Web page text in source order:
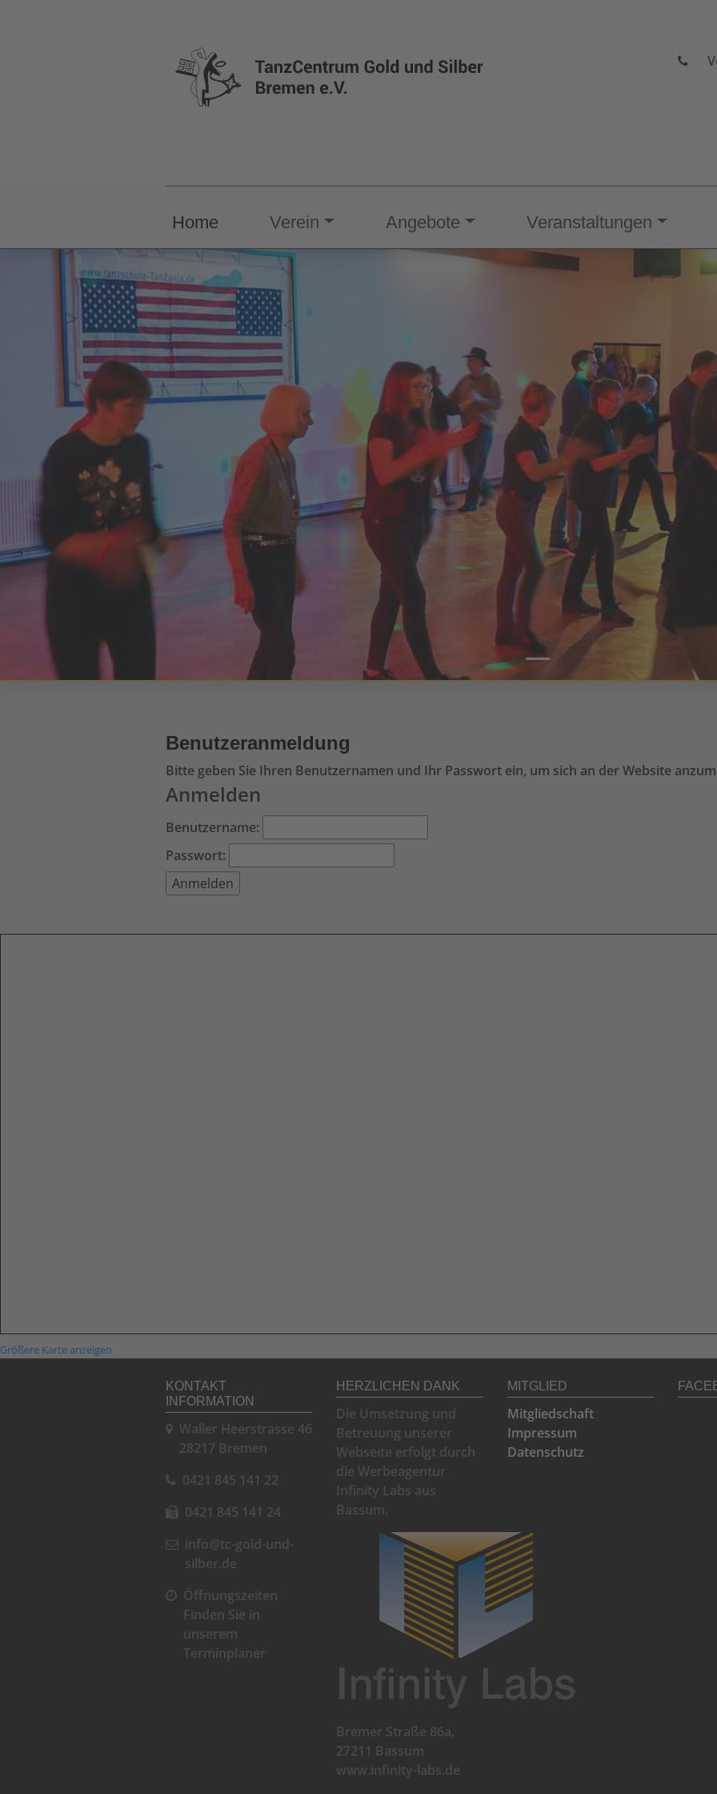
Home Verein Angebote Veranstaltungen
Benutzeranmeldung
Bitte geben Sie Ihren Benutzernamen und Ihr Passwort ein, um sich an der Website
Anmelden
Benutzername:
Passwort:
Größere Karte anzeigen
KONTAKT
INFORMATION
Waller Heerstrasse 46
28217 Bremen
0421 845 141 22
0421 845 141 24
info@tc-gold-und-
silber.de
Öffnungszeiten
Finden Sie in
unserem
Terminplaner
HERZLICHEN DANK
Die Umsetzung und
Betreuung unserer
Webseite erfolgt durch
die Werbeagentur
Infinity Labs aus
Bassum.
Bremer Straße 86a,
27211 Bassum
www.infinity-labs.de
MITGLIED
Mitgliedschaft
Impressum
Datenschutz